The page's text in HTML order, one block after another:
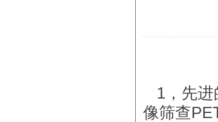
1，先
像筛查